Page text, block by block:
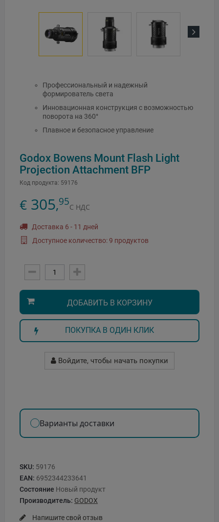
Профессиональный и надежный
формирователь света
Инновационная конструкция с возможностью
поворота на 360°
Плавное и безопасное управление
Godox Bowens Mount Flash Light
Projection Attachment BFP
Код продукта: 59176
€ 305,95С НДС
Доставка 6 - 11 дней
Доступное количество: 9 продуктов
ДОБАВИТЬ В КОРЗИНУ
ПОКУПКА В ОДИН КЛИК
Войдите, чтобы начать покупки
Варианты доставки
SKU: 59176
EAN: 6952344233641
Состояние Новый продукт
Производитель: GODOX
Напишите свой отзыв